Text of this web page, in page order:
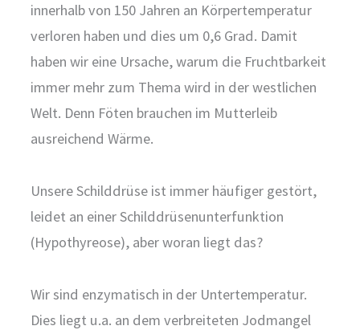
innerhalb von 150 Jahren an Körpertemperatur
verloren haben und dies um 0,6 Grad. Damit
haben wir eine Ursache, warum die Fruchtbarkeit
immer mehr zum Thema wird in der westlichen
Welt. Denn Föten brauchen im Mutterleib
ausreichend Wärme.
Unsere Schilddrüse ist immer häufiger gestört,
leidet an einer Schilddrüsenunterfunktion
(Hypothyreose), aber woran liegt das?
Wir sind enzymatisch in der Untertemperatur.
Dies liegt u.a. an dem verbreiteten Jodmangel